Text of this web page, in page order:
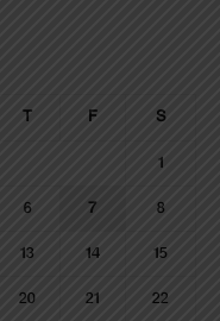
T F S
1
6 7 8
13 14 15
20 21 22